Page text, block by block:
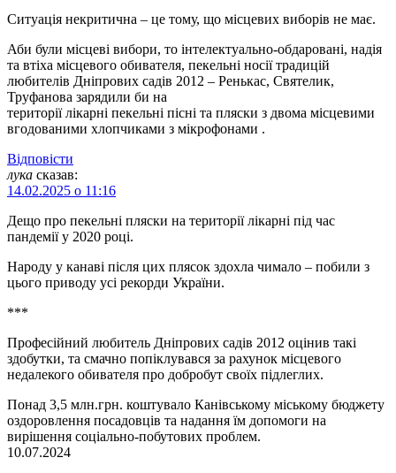
Ситуація некритична – це тому, що місцевих виборів не має.
Аби були місцеві вибори, то інтелектуально-обдаровані, надія
та втіха місцевого обивателя, пекельні носії традицій
любителів Дніпрових садів 2012 – Ренькас, Святелик,
Труфанова зарядили би на
території лікарні пекельні пісні та пляски з двома місцевими
вгодованими хлопчиками з мікрофонами .
Відповіcти
лука сказав:
14.02.2025 о 11:16
Дещо про пекельні пляски на території лікарні під час
пандемії у 2020 році.
Народу у канаві після цих плясок здохла чимало – побили з
цього приводу усі рекорди України.
***
Професійний любитель Дніпрових садів 2012 оцінив такі
здобутки, та смачно попіклувався за рахунок місцевого
недалекого обивателя про добробут своїх підлеглих.
Понад 3,5 млн.грн. коштувало Канівському міському бюджету
оздоровлення посадовців та надання їм допомоги на
вирішення соціально-побутових проблем.
10.07.2024